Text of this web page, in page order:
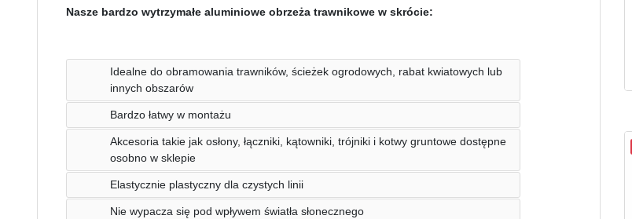
Nasze bardzo wytrzymałe aluminiowe obrzeża trawnikowe w skrócie:
Idealne do obramowania trawników, ścieżek ogrodowych, rabat kwiatowych lub
innych obszarów
Bardzo łatwy w montażu
Akcesoria takie jak osłony, łączniki, kątowniki, trójniki i kotwy gruntowe dostępne
osobno w sklepie
Elastycznie plastyczny dla czystych linii
Nie wypacza się pod wpływem światła słonecznego